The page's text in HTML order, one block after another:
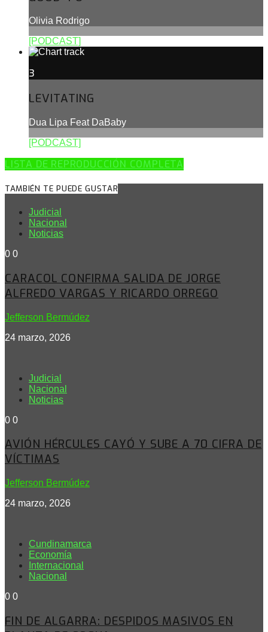
Olivia Rodrigo
[PODCAST]
3
LEVITATING
Dua Lipa Feat DaBaby
[PODCAST]
LISTA DE REPRODUCCIÓN COMPLETA
TAMBIÉN TE PUEDE GUSTAR
Judicial
Nacional
Noticias
0 0
CARACOL CONFIRMA SALIDA DE JORGE
ALFREDO VARGAS Y RICARDO ORREGO
Jefferson Bermúdez
24 marzo, 2026
Judicial
Nacional
Noticias
0 0
AVIÓN HÉRCULES CAYÓ Y SUBE A 70 CIFRA DE
VÍCTIMAS
Jefferson Bermúdez
24 marzo, 2026
Cundinamarca
Economía
Internacional
Nacional
0 0
FIN DE ALGARRA: DESPIDOS MASIVOS EN